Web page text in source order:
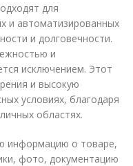
для
и автоматизированных
и долговечности.
и
исключением. Этот
и высокую
условиях, благодаря
областях.
информацию о товаре,
фото, документацию